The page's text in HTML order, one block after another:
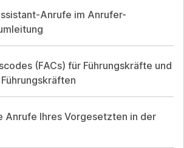
Anrufe im Anrufer-
(FACs) für Führungskräfte und
Anrufe Ihres Vorgesetzten in der